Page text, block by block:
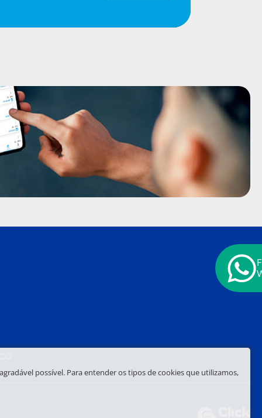
possível. Para entender os tipos de cookies que utilizamos,